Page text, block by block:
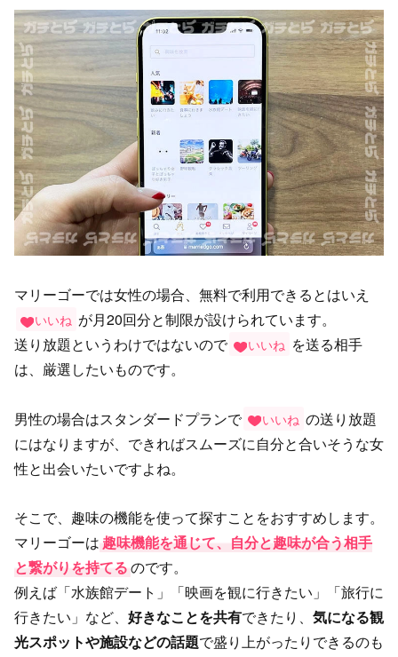
マリーゴーでは女性の場合、無料で利用できるとはいえ
いいね が月20回分と制限が設けられています。
送り放題というわけではないので
いいね を送る相手
は、厳選したいものです。
男性の場合はスタンダードプランで いいね の送り放題
にはなりますが、できればスムーズに自分と合いそうな女
性と出会いたいですよね。
そこで、趣味の機能を使って探すことをおすすめします。
マリーゴーは 趣味機能を通じて、自分と趣味が合う相手
と繋がりを持てるのです。
例えば「水族館デート」「映画を観に行きたい」「旅行に
行きたい」など、 好きなことを共有できたり、 気になる観
光スポットや施設などの話題で盛り上がったりできるのも